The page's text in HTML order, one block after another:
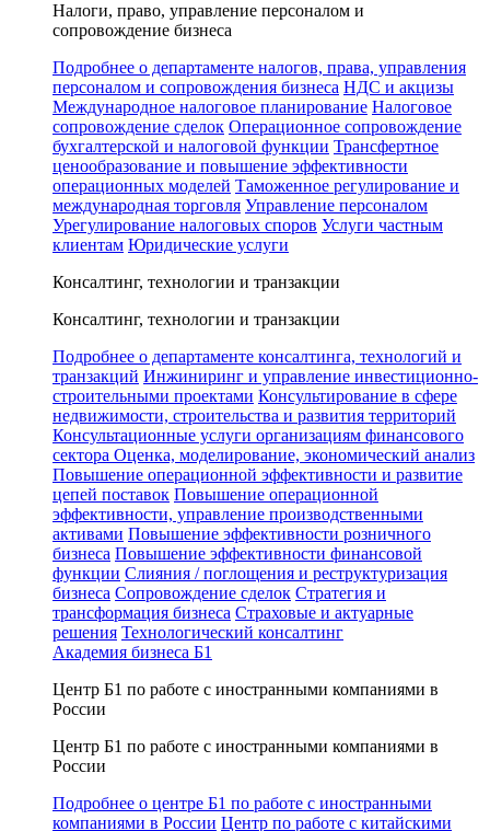
Налоги, право, управление персоналом и
сопровождение бизнеса
Подробнее о департаменте налогов, права, управления
персоналом и сопровождения бизнеса НДС и акцизы
Международное налоговое планирование Налоговое
сопровождение сделок Операционное сопровождение
бухгалтерской и налоговой функции Трансфертное
ценообразование и повышение эффективности
операционных моделей Таможенное регулирование и
международная торговля Управление персоналом
Урегулирование налоговых споров Услуги частным
клиентам Юридические услуги
Консалтинг, технологии и транзакции
Консалтинг, технологии и транзакции
Подробнее о департаменте консалтинга, технологий и
транзакций Инжиниринг и управление инвестиционно-
строительными проектами Консультирование в сфере
недвижимости, строительства и развития территорий
Консультационные услуги организациям финансового
сектора Оценка, моделирование, экономический анализ
Повышение операционной эффективности и развитие
цепей поставок Повышение операционной
эффективности, управление производственными
активами Повышение эффективности розничного
бизнеса Повышение эффективности финансовой
функции Слияния / поглощения и реструктуризация
бизнеса Сопровождение сделок Стратегия и
трансформация бизнеса Страховые и актуарные
решения Технологический консалтинг
Академия бизнеса Б1
Центр Б1 по работе с иностранными компаниями в
России
Центр Б1 по работе с иностранными компаниями в
России
Подробнее о центре Б1 по работе с иностранными
компаниями в России Центр по работе с китайскими